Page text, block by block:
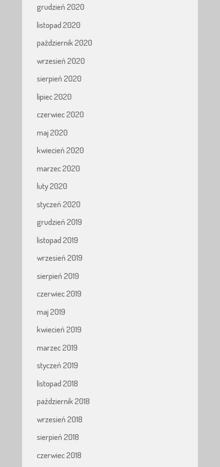
grudzień 2020
listopad 2020
październik 2020
wrzesień 2020
sierpień 2020
lipiec 2020
czerwiec 2020
maj 2020
kwiecień 2020
marzec 2020
luty 2020
styczeń 2020
grudzień 2019
listopad 2019
wrzesień 2019
sierpień 2019
czerwiec 2019
maj 2019
kwiecień 2019
marzec 2019
styczeń 2019
listopad 2018
październik 2018
wrzesień 2018
sierpień 2018
czerwiec 2018